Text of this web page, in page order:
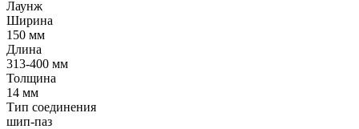
Лаунж
Ширина
150 мм
Длина
313-400 мм
Толщина
14 мм
Тип соединения
шип-паз